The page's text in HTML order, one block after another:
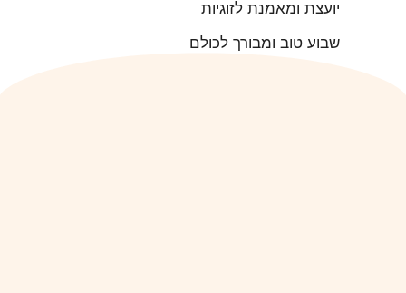
יועצת ומאמנת לזוגיות
שבוע טוב ומבורך לכולם